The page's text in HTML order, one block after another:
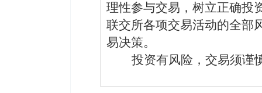
理性参与交易，树立正确投
联交所各项交易活动的全部
易决策。
投资有风险，交易须谨